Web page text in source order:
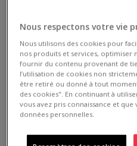
Que faire en cas d'oubli de mon
Que faire en cas
contrat BCGE
4374
Retour
Nous respectons votre vie
Nous utilisons des cookies pour
nos produits et services, optimiser
fournir du contenu provenant de
l’utilisation de cookies non
être retiré ou donné à tout
des cookies". En continuant à
vous avez pris connaissance et
données personnelles.